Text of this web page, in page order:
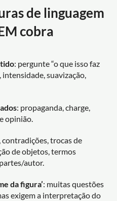
de linguagem
cobra
: pergunte “o que isso faz
suavização,
: propaganda, charge,
opinião.
contradições, trocas de
de objetos, termos
autor.
da figura’: muitas questões
exigem a interpretação do